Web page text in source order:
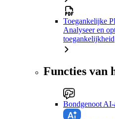
Toegankelijke
Analyseer en
toegankelijkheid
Functies van
Bondgenoot AI-